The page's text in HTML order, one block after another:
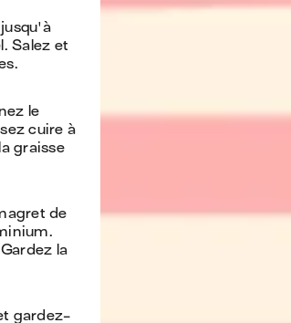
Salez et
le
cuire à
graisse
de
la
gardez-